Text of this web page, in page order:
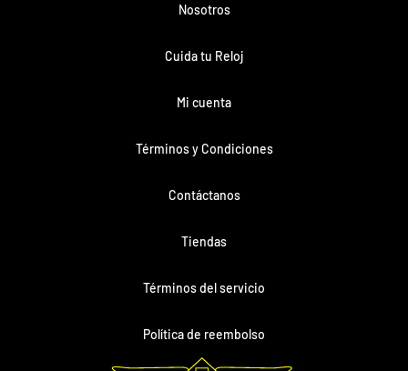
Nosotros
Cuida tu Reloj
Mi cuenta
Términos y Condiciones
Contáctanos
Tiendas
Términos del servicio
Política de reembolso